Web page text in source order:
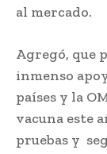
al mercado.
Agregó, que
inmenso
países y la
vacuna este
pruebas y